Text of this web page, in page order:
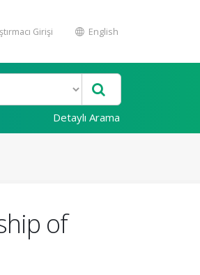
Girişi English
Detaylı Arama
of